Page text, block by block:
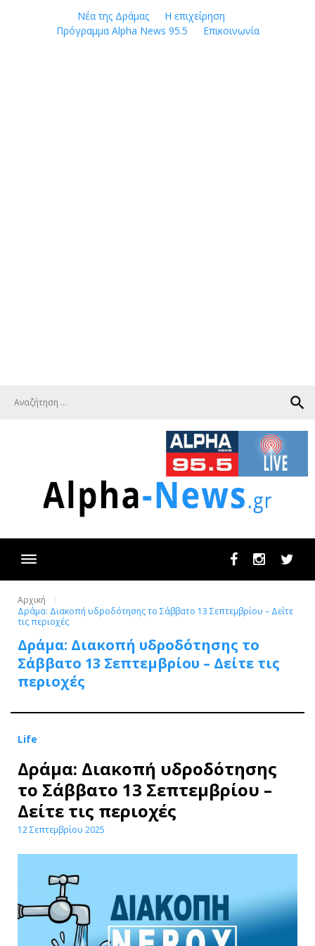
Νέα της Δράμας
Η επιχείρηση
Πρόγραμμα Alpha News 95.5
Επικοινωνία
search
FacebookInstagram
Αρχική
Δράμα: Διακοπή υδροδότησης το Σάββατο 13 Σεπτεμβρίου – Δείτε
τις περιοχές
Δράμα: Διακοπή υδροδότησης το
Σάββατο 13 Σεπτεμβρίου – Δείτε τις
περιοχές
Life
Δράμα: Διακοπή υδροδότησης
το Σάββατο 13 Σεπτεμβρίου –
Δείτε τις περιοχές
12 Σεπτεμβρίου 2025